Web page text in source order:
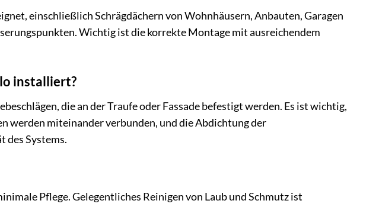
einschließlich Schrägdächern von Wohnhäusern, Anbauten, Garagen
Wichtig ist die korrekte Montage mit ausreichendem
installiert?
die an der Traufe oder Fassade befestigt werden. Es ist wichtig,
werden miteinander verbunden, und die Abdichtung der
des Systems.
Pflege. Gelegentliches Reinigen von Laub und Schmutz ist